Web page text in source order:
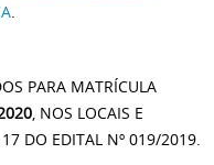
.
PARA MATRÍCULA
, NOS LOCAIS E
DO EDITAL Nº 019/2019.